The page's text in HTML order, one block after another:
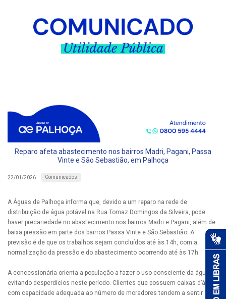
Reparo afeta abastecimento nos bairros Madri, Pagani, Passa
Vinte e São Sebastião, em Palhoça
22/01/2026 Comunicados
A Águas de Palhoça informa que, devido a um reparo na rede de
distribuição de água potável na Rua Tomaz Domingos da Silveira, pode
haver precariedade no abastecimento nos bairros Madri e Pagani, além de
baixa pressão em parte dos bairros Passa Vinte e São Sebastião. A
previsão é de que os trabalhos sejam concluídos até às 14h, com a
normalização da pressão e do abastecimento ocorrendo até às 17h.
A concessionária orienta a população a fazer o uso consciente da água ,
evitando desperdícios neste período. Clientes que possuem caixas d’água
com capacidade adequada ao número de moradores tendem a sentir